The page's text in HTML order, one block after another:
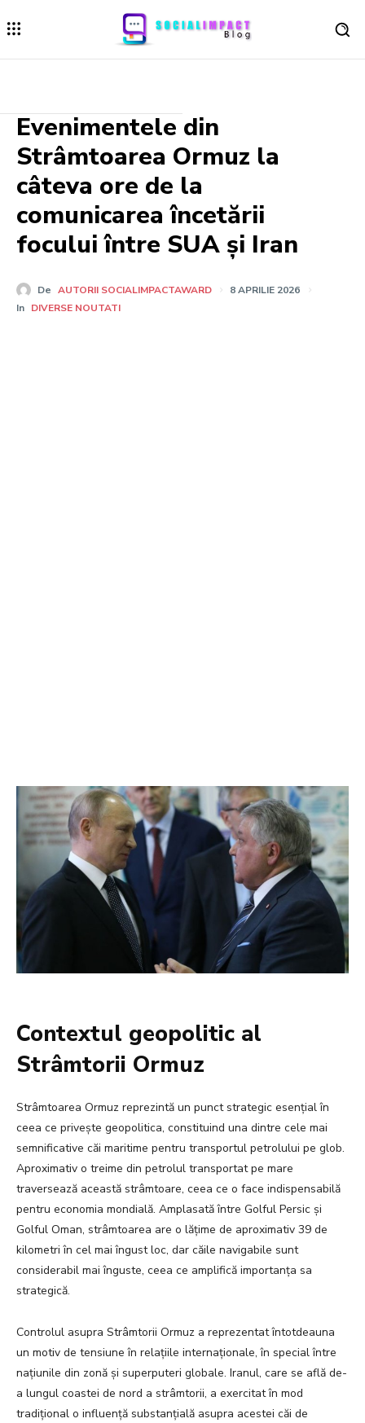
Evenimentele din
Strâmtoarea Ormuz la
câteva ore de la
comunicarea încetării
focului între SUA și Iran
De AUTORII SOCIALIMPACTAWARD
8 APRILIE 2026
In DIVERSE NOUTATI
Contextul geopolitic al
Strâmtorii Ormuz
Strâmtoarea Ormuz reprezintă un punct strategic esențial în
ceea ce privește geopolitica, constituind una dintre cele mai
semnificative căi maritime pentru transportul petrolului pe glob.
Aproximativ o treime din petrolul transportat pe mare
traversează această strâmtoare, ceea ce o face indispensabilă
pentru economia mondială. Amplasată între Golful Persic și
Golful Oman, strâmtoarea are o lățime de aproximativ 39 de
kilometri în cel mai îngust loc, dar căile navigabile sunt
considerabil mai înguste, ceea ce amplifică importanța sa
strategică.
Controlul asupra Strâmtorii Ormuz a reprezentat întotdeauna
un motiv de tensiune în relațiile internaționale, în special între
națiunile din zonă și superputeri globale. Iranul, care se află de-
a lungul coastei de nord a strâmtorii, a exercitat în mod
tradițional o influență substanțială asupra acestei căi de